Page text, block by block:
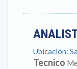
Ubicación:
Tecnico